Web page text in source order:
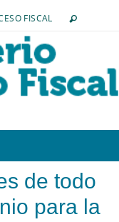
FISCAL
de todo
para la